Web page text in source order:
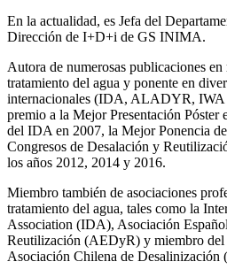
En la actualidad, es Jefa del
Dirección de I+D+i de GS INIMA.
Autora de numerosas publicaciones en
tratamiento del agua y ponente en
internacionales (IDA, ALADYR,
premio a la Mejor Presentación Póster
del IDA en 2007, la Mejor Ponencia
Congresos de Desalación y
los años 2012, 2014 y 2016.
Miembro también de asociaciones
tratamiento del agua, tales como la
Association (IDA), Asociación
Reutilización (AEDyR) y miembro del
Asociación Chilena de